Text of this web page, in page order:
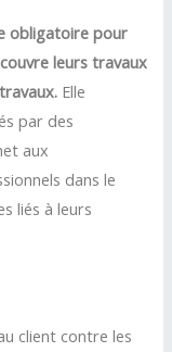
obligatoire pour
leurs travaux
Elle
par des
aux
dans le
liés à leurs
client contre les